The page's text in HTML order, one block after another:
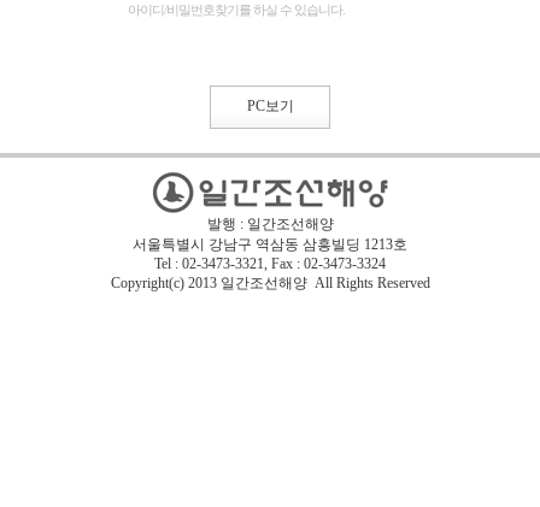
아이디/비밀번호찾기를 하실 수 있습니다.
PC보기
발행 : 일간조선해양
서울특별시 강남구 역삼동 삼흥빌딩 1213호
Tel : 02-3473-3321, Fax : 02-3473-3324
Copyright(c) 2013 일간조선해양 All Rights Reserved